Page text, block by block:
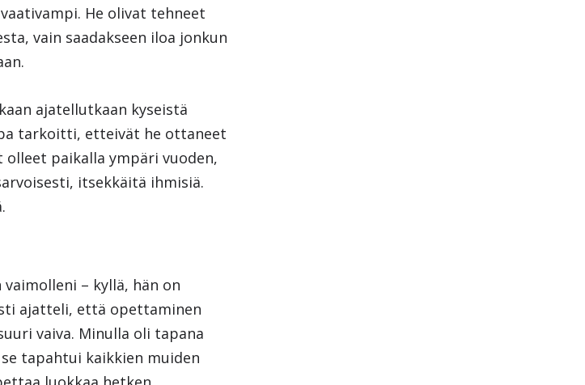
He olivat tehneet
vain saadakseen iloa jonkun
ajatellutkaan kyseistä
tarkoitti, etteivät he ottaneet
olleet paikalla ympäri vuoden,
itsekkäitä ihmisiä.
– kyllä, hän on
ajatteli, että opettaminen
vaiva. Minulla oli tapana
tapahtui kaikkien muiden